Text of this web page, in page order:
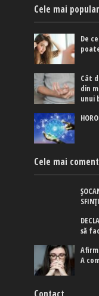
Cele mai
De
Cât
din
unui
Cele mai
să
A